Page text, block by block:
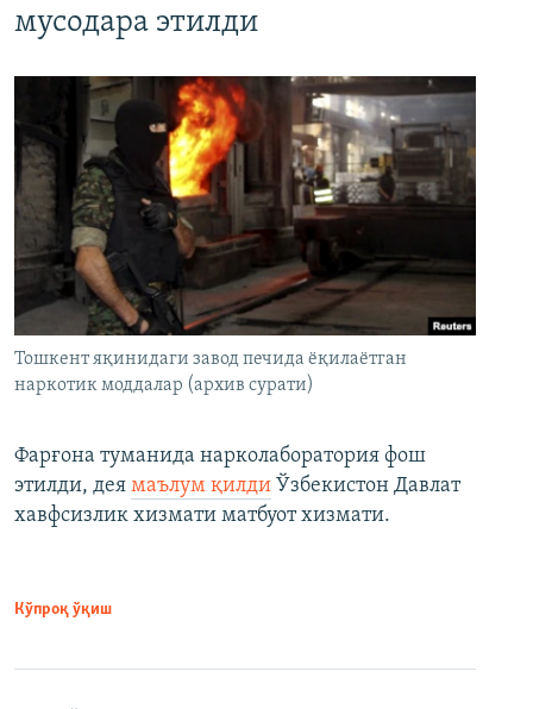
мусодара этилди
Тошкент яқинидаги завод печида ёқилаётган
наркотик моддалар (архив сурати)
Фарғона туманида нарколаборатория фош
этилди, дея маълум қилди Ўзбекистон Давлат
хавфсизлик хизмати матбуот хизмати.
Кўпроқ ўқиш